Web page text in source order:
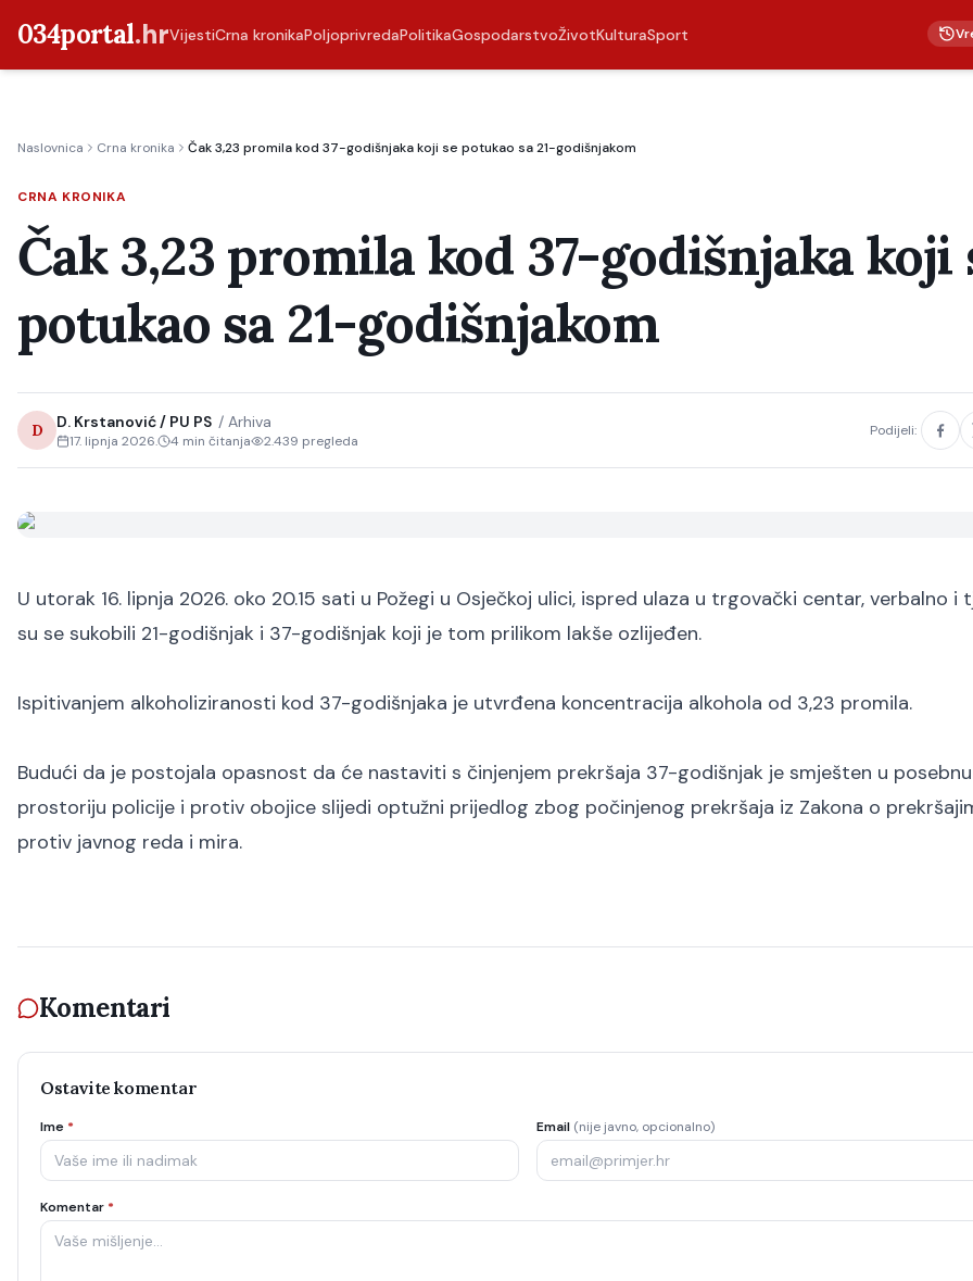
034portal.hrVijestiCrna kronikaPoljoprivredaPolitikaGospodarstvoŽivotKulturaSport
Naslovnica Crna kronika Čak 3,23 promila kod 37-godišnjaka koji se potukao sa 21-godišnjakom
CRNA KRONIKA
Čak 3,23 promila kod 37-godišnjaka koji
potukao sa 21-godišnjakom
D D. Krstanović / PU PS / Arhiva
17. lipnja 2026. 4 min čitanja 2.439 pregleda
Podijeli:
U utorak 16. lipnja 2026. oko 20.15 sati u Požegi u Osječkoj ulici, ispred ulaza u trgovački centar, verbalno i
su se sukobili 21-godišnjak i 37-godišnjak koji je tom prilikom lakše ozlijeđen.
Ispitivanjem alkoholiziranosti kod 37-godišnjaka je utvrđena koncentracija alkohola od 3,23 promila.
Budući da je postojala opasnost da će nastaviti s činjenjem prekršaja 37-godišnjak je smješten u posebnu
prostoriju policije i protiv obojice slijedi optužni prijedlog zbog počinjenog prekršaja iz Zakona o
protiv javnog reda i mira.
Komentari
Ostavite komentar
Ime * Email (nije javno, opcionalno)
Komentar *